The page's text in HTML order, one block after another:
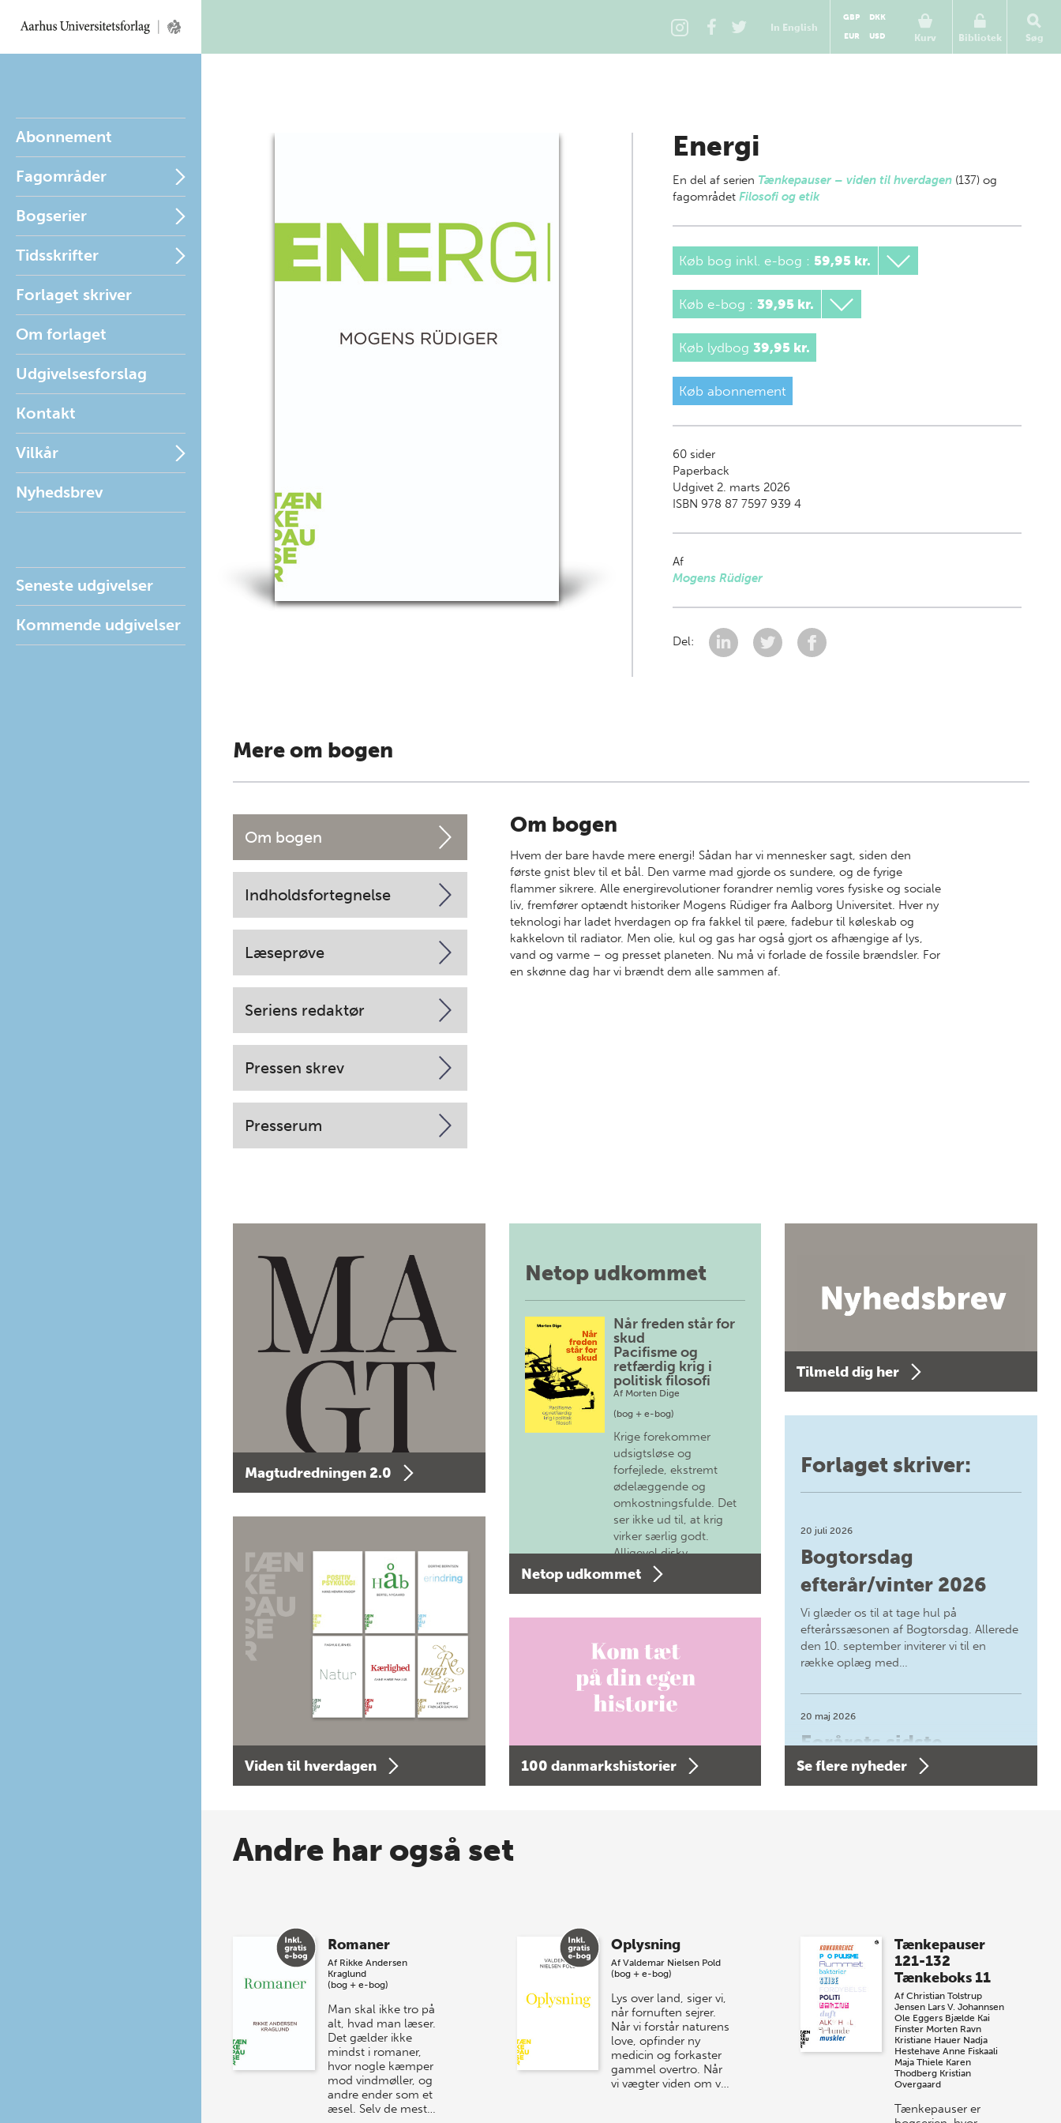
In English
Kurv
GBP
DKK
EUR
USD Bibliotek Søg
Abonnement
Fagområder
Bogserier
Tidsskrifter
Forlaget skriver
Om forlaget
Udgivelsesforslag
Kontakt
Vilkår
Nyhedsbrev
Seneste udgivelser
Kommende udgivelser
Energi
En del af serien Tænkepauser – viden til hverdagen (137) og
fagområdet Filosofi og etik
Køb bog inkl. e-bog : 59,95 kr.
Køb e-bog : 39,95 kr.
Køb lydbog 39,95 kr.
Køb abonnement
60sider
Paperback
Udgivet 2. marts 2026
ISBN 978 87 7597 939 4
Af
Mogens Rüdiger
Del:
Mere om bogen
Om bogen
Indholdsfortegnelse
Læseprøve
Seriens redaktør
Pressen skrev
Presserum
Om bogen
Hvem der bare havde mere energi! Sådan har vi mennesker sagt, siden den
første gnist blev til et bål. Den varme mad gjorde os sundere, og de fyrige
flammer sikrere. Alle energirevolutioner forandrer nemlig vores fysiske og sociale
liv, fremfører optændt historiker Mogens Rüdiger fra Aalborg Universitet. Hver ny
teknologi har ladet hverdagen op fra fakkel til pære, fadebur til køleskab og
kakkelovn til radiator. Men olie, kul og gas har også gjort os afhængige af lys,
vand og varme – og presset planeten. Nu må vi forlade de fossile brændsler. For
en skønne dag har vi brændt dem alle sammen af.
Magtudredningen 2.0
Viden til hverdagen
Netop udkommet
Når freden står for
skud
Pacifisme og
retfærdig krig i
politisk filosofi
Af Morten Dige
(bog + e-bog)
Krige forekommer
udsigtsløse og
forfejlede, ekstremt
ødelæggende og
omkostningsfulde. Det
ser ikke ud til, at krig
virker særlig godt.
Alligevel diskv…
Netop udkommet
100 danmarkshistorier
Tilmeld dig her
Forlaget skriver:
20 juli 2026
Bogtorsdag
efterår/vinter 2026
Vi glæder os til at tage hul på
efterårssæsonen af Bogtorsdag. Allerede
den 10. september inviterer vi til en
række oplæg med…
20 maj 2026
Forårets sidste
Bogtorsdag 11. juni
sommer-lagersalg!
Vi gentager succesen og inviterer igen i
år til vores store sommer-lagersalg,
så sæt kryds i kalenderen onsdag den
10. j…
Se flere nyheder
Andre har også set
Romaner
Af Rikke Andersen
Kraglund
(bog + e-bog)
Man skal ikke tro på
alt, hvad man læser.
Det gælder ikke
mindst i romaner,
hvor nogle kæmper
mod vindmøller, og
andre ender som et
æsel. Selv de mest…
Oplysning
Af Valdemar Nielsen Pold
(bog + e-bog)
Lys over land, siger vi,
når fornuften sejrer.
Når vi forstår naturens
love, opfinder ny
medicin og forkaster
gammel overtro. Når
vi vægter viden om v…
Tænkepauser
121-132
Tænkeboks 11
AfChristian Tolstrup
Jensen Lars V. Johannsen
Ole Eggers Bjælde Kai
Finster Morten Ravn
Kristiane Hauer Nadja
Hestehave Anne Fiskaali
Maja Thiele Karen
Thodberg Kristian
Overgaard
Tænkepauser er